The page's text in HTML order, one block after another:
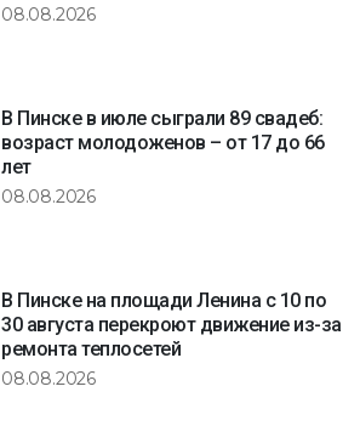
08.08.2026
В Пинске в июле сыграли 89 свадеб:
возраст молодоженов – от 17 до 66
лет
08.08.2026
В Пинске на площади Ленина с 10 по
30 августа перекроют движение из-за
ремонта теплосетей
08.08.2026